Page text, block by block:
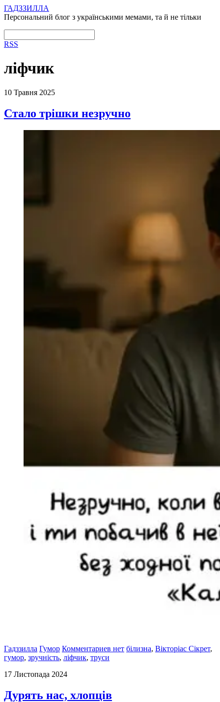
ГАДЗЗИЛЛА
Персональний блог з українськими мемами, та й не тільки
RSS
ліфчик
10 Травня 2025
Стало трішки незручно
Гадззилла Гумор Комментариев нет білизна, Вікторіас Сікрет,
гумор, зручність, ліфчик, труси
17 Листопада 2024
Дурять нас, хлопців